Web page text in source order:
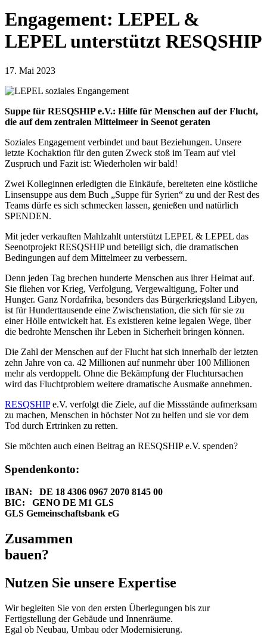
Engagement: LEPEL &
LEPEL unterstützt RESQSHIP
17. Mai 2023
Suppe für RESQSHIP e.V.: Hilfe für Menschen auf der Flucht,
die auf dem zentralen Mittelmeer in Seenot geraten
Soziales Engagement verbindet und baut Beziehungen. Unsere
letzte Kochaktion für den guten Zweck stoß im Team auf viel
Zuspruch und Fazit ist: Wiederholen wir bald!
Zwei Kolleginnen erledigten die Einkäufe, bereiteten eine köstliche
Linsensuppe aus dem Buch „Suppe für Syrien“ zu und der Rest des
Teams dürfe es sich schmecken lassen, genießen und natürlich
SPENDEN.
Mit jeder verkauften Mahlzahlt unterstützt LEPEL & LEPEL das
Seenotprojekt RESQSHIP und beteiligt sich, die dramatischen
Bedingungen auf dem Mittelmeer zu verbessern.
Denn jeden Tag brechen hunderte Menschen aus ihrer Heimat auf.
Sie fliehen vor Krieg, Verfolgung, Vergewaltigung, Folter und
Hunger. Ganz Nordafrika, besonders das Bürgerkriegsland Libyen,
ist für Hunderttausende eine Zwischenstation, die sich für sie zu
einer Hölle entwickelt hat. Es existieren keine legalen Wege, über
die bedrohte Menschen ihr Leben in Sicherheit bringen können.
Die Zahl der Menschen auf der Flucht hat sich innerhalb der letzten
zehn Jahre von ca. 42 Millionen auf nunmehr über 100 Millionen
mehr als verdoppelt. Ohne die Bekämpfung der Fluchtursachen
wird das Fluchtproblem weitere dramatische Ausmaße annehmen.
RESQSHIPe.V. verfolgt die Ziele, auf die Missstände aufmerksam
zu machen, Menschen in höchster Not zu helfen und sie vor dem
Tod durch Ertrinken zu retten.
Sie möchten auch einen Beitrag an RESQSHIP e.V. spenden?
Spendenkonto:
IBAN: DE 18 4306 0967 2070 8145 00
BIC: GENO DE M1 GLS
GLS Gemeinschaftsbank eG
Zusammen
bauen?
Nutzen Sie unsere Expertise
Wir begleiten Sie von den ersten Überlegungen bis zur
Fertigstellung der Gebäude und Innenräume.
Egal ob Neubau, Umbau oder Modernisierung.